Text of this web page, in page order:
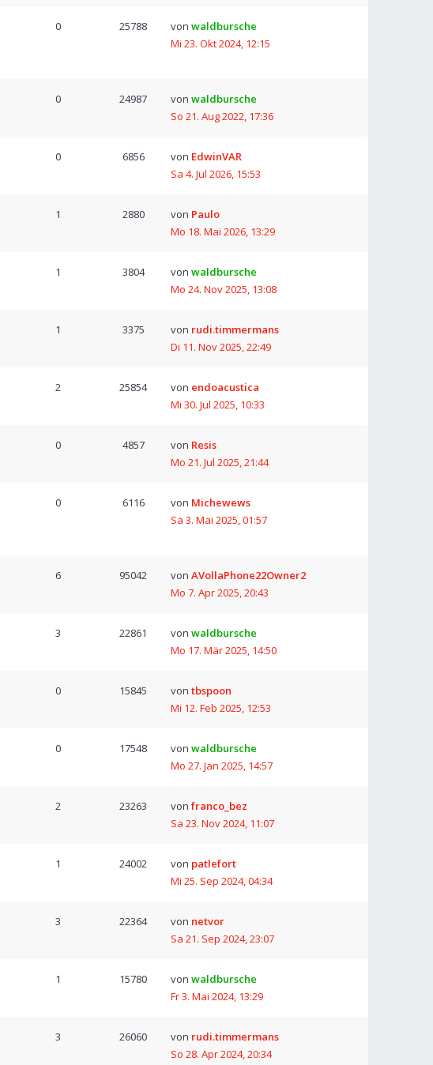
0 25788 von waldbursche
Mi 23. Okt 2024, 12:15
0 24987 von waldbursche
So 21. Aug 2022, 17:36
0 6856 von EdwinVAR
Sa 4. Jul 2026, 15:53
1 2880 von Paulo
Mo 18. Mai 2026, 13:29
1 3804 von waldbursche
Mo 24. Nov 2025, 13:08
1 3375 von rudi.timmermans
Di 11. Nov 2025, 22:49
2 25854 von endoacustica
Mi 30. Jul 2025, 10:33
0 4857 von Resis
Mo 21. Jul 2025, 21:44
0 6116 von Michewews
Sa 3. Mai 2025, 01:57
6 95042 von AVollaPhone22Owner2
Mo 7. Apr 2025, 20:43
3 22861 von waldbursche
Mo 17. Mär 2025, 14:50
0 15845 von tbspoon
Mi 12. Feb 2025, 12:53
0 17548 von waldbursche
Mo 27. Jan 2025, 14:57
2 23263 von franco_bez
Sa 23. Nov 2024, 11:07
1 24002 von patlefort
Mi 25. Sep 2024, 04:34
3 22364 von netvor
Sa 21. Sep 2024, 23:07
1 15780 von waldbursche
Fr 3. Mai 2024, 13:29
3 26060 von rudi.timmermans
So 28. Apr 2024, 20:34